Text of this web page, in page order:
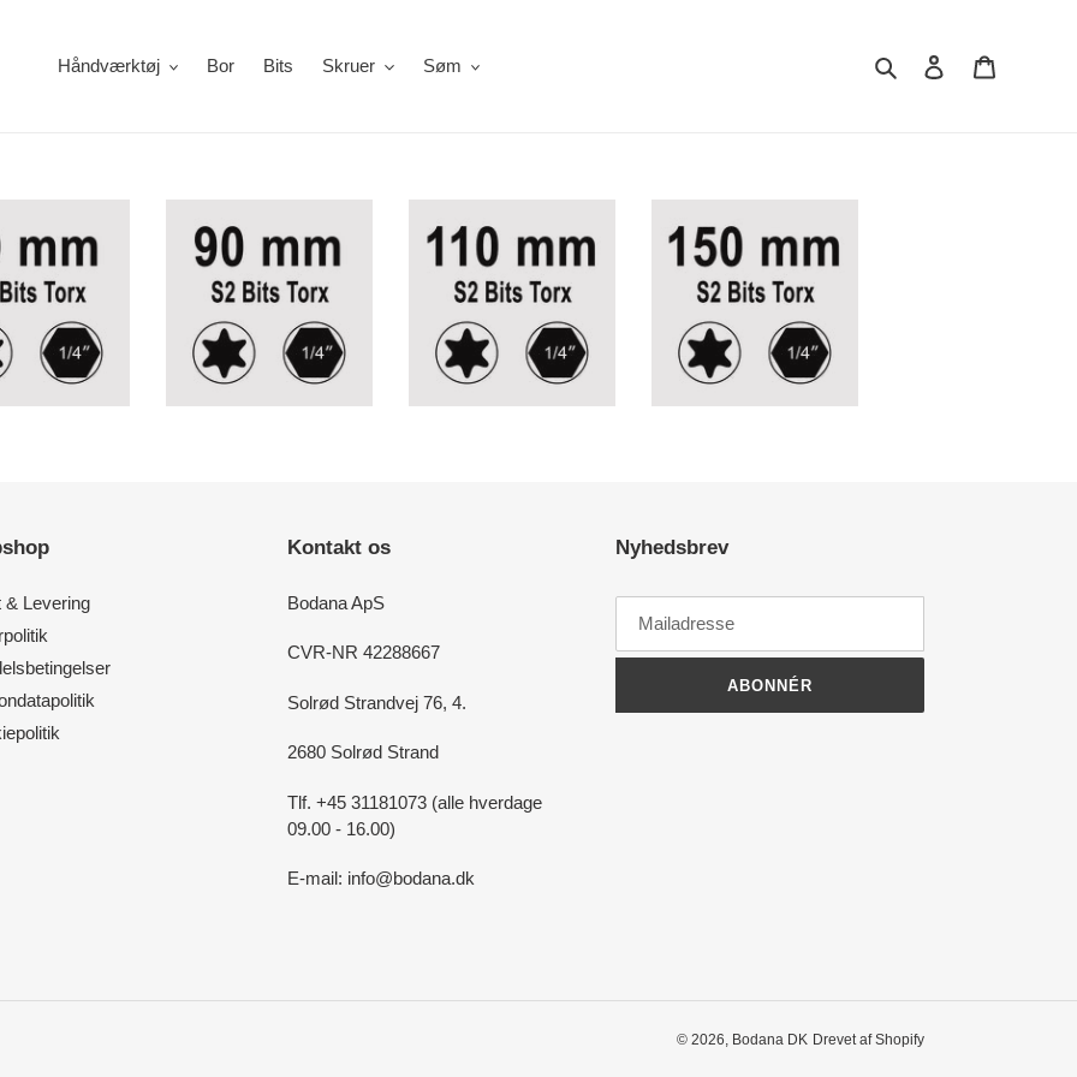
Håndværktøj Bor Bits Skruer Søm Søg Log ind
& Levering
Kontakt os
Bodana ApS
CVR-NR 42288667
Solrød Strandvej 76, 4.
2680 Solrød Strand
Tlf. +45 31181073 (alle hverdage
09.00 - 16.00)
E-mail: info@bodana.dk
Nyhedsbrev
ABONNÉR
© 2026, Bodana DK Drevet af Shopify